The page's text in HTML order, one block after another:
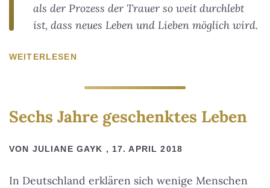
als der Prozess der Trauer so weit durchlebt
ist, dass neues Leben und Lieben möglich wird.
WEITERLESEN
Sechs Jahre geschenktes Leben
VON JULIANE GAYK , 17. APRIL 2018
In Deutschland erklären sich wenige Menschen